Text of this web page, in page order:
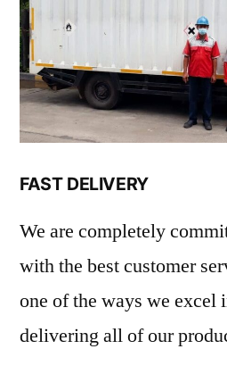
FAST DELIVERY
We are completely
with the best customer
one of the ways we excel
delivering all of our